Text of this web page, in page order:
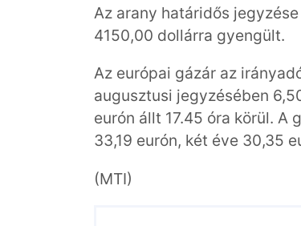
Az arany határidős
4150,00 dollárra gyengült.
Az európai gázár az
augusztusi jegyzésében
eurón állt 17.45 óra körül. A
33,19 eurón, két éve 30,35
(MTI)